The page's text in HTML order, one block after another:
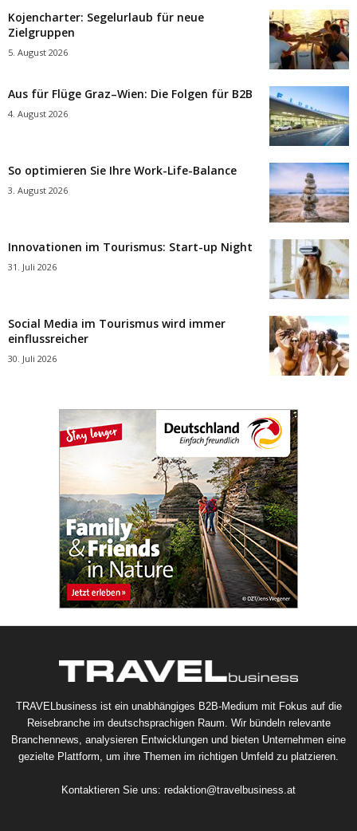
Kojencharter: Segelurlaub für neue
Zielgruppen
5. August 2026
Aus für Flüge Graz–Wien: Die Folgen für B2B
4. August 2026
So optimieren Sie Ihre Work-Life-Balance
3. August 2026
Innovationen im Tourismus: Start-up Night
31. Juli 2026
Social Media im Tourismus wird immer
einflussreicher
30. Juli 2026
TRAVELbusiness ist ein unabhängiges B2B-Medium mit Fokus auf die
Reisebranche im deutschsprachigen Raum. Wir bündeln relevante
Branchennews, analysieren Entwicklungen und bieten Unternehmen eine
gezielte Plattform, um ihre Themen im richtigen Umfeld zu platzieren.
Kontaktieren Sie uns: redaktion@travelbusiness.at